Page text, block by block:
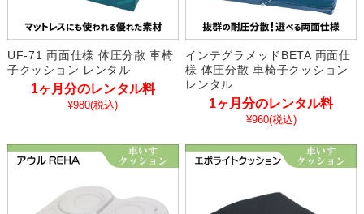
UF-71 両面仕様 体圧分散 車椅
子クッション レンタル
1ヶ月分のレンタル料
¥980(税込)
インテグラメッドBETA 両面仕
様 体圧分散 車椅子クッション
レンタル
1ヶ月分のレンタル料
¥960(税込)